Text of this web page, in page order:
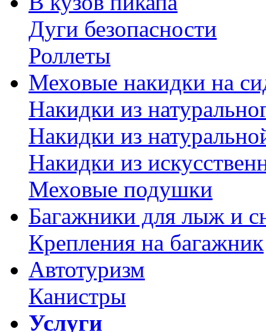
Дуги безопасности
Роллеты
Меховые накидки на
Накидки из
Накидки из
Накидки из
Меховые подушки
Багажники для лыж и
Крепления на багажник
Автотуризм
Канистры
Услуги